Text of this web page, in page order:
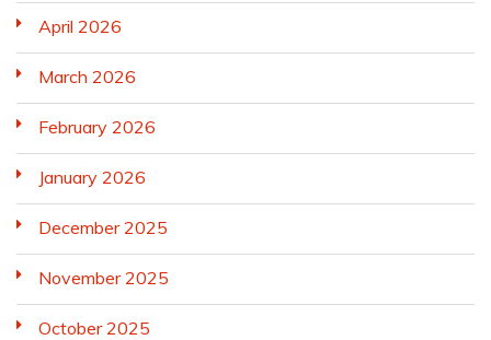
April 2026
March 2026
February 2026
January 2026
December 2025
November 2025
October 2025